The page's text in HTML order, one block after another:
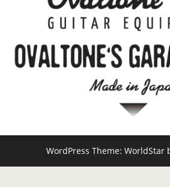
WordPress Theme: WorldStar